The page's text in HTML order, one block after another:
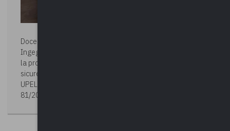
Docente:
Ingegnere Edile, si occupa di tutte le mansioni riguardante
la progettazione edilizia, consulenza aziendale e
sicurezza nei luoghi di lavori. Da diversi anni collabora con
UPEL per la formazione del personale nell’ambito del D.lgs.
81/2008 – sicurezza dei lavoratori.